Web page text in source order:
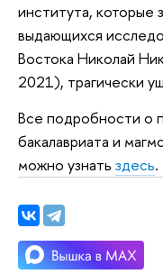
института, которые
выдающихся
Востока Николай
2021), трагически
Все подробности о
бакалавриата и
можно узнать здесь.